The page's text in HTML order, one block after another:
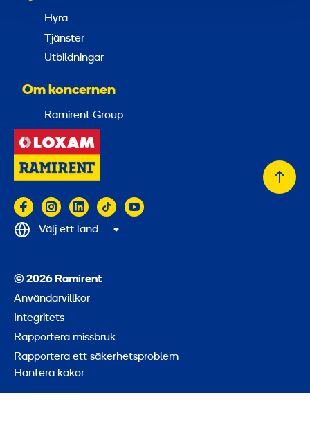
Hyra
Tjänster
Utbildningar
Om koncernen
Ramirent Group
© 2026 Ramirent
Användarvillkor
Integritets
Rapportera missbruk
Rapportera ett säkerhetsproblem
Hantera kakor
Välj ett land